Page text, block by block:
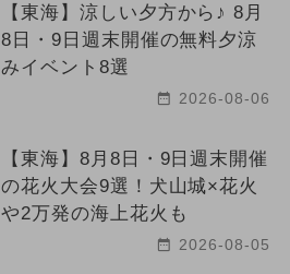
【東海】涼しい夕方から♪ 8月
8日・9日週末開催の無料夕涼
みイベント8選
2026-08-06
【東海】8月8日・9日週末開催
の花火大会9選！犬山城×花火
や2万発の海上花火も
2026-08-05